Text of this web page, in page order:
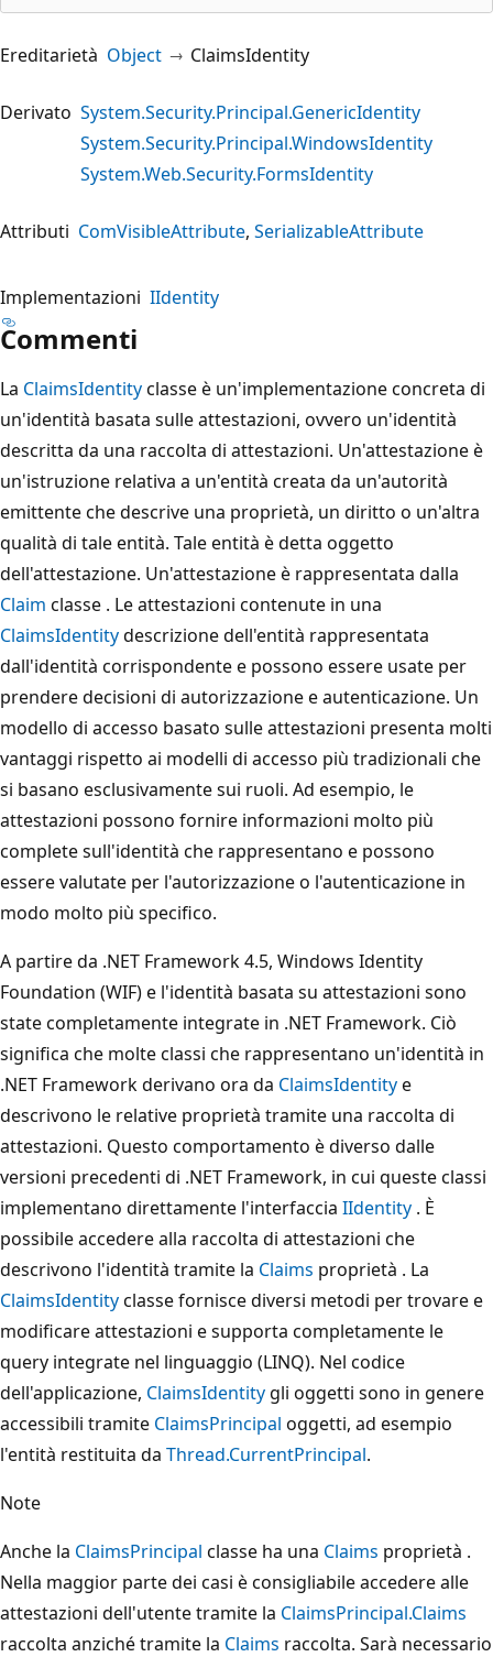
Ereditarietà Object ClaimsIdentity
Derivato System.Security.Principal.GenericIdentity
System.Security.Principal.WindowsIdentity
System.Web.Security.FormsIdentity
Attributi ComVisibleAttribute SerializableAttribute
Implementazioni IIdentity
Commenti
La ClaimsIdentityclasse è un'implementazione concreta di
un'identità basata sulle attestazioni, ovvero un'identità
descritta da una raccolta di attestazioni. Un'attestazione è
un'istruzione relativa a un'entità creata da un'autorità
emittente che descrive una proprietà, un diritto o un'altra
qualità di tale entità. Tale entità è detta oggetto
dell'attestazione. Un'attestazione è rappresentata dalla
Claim classe . Le attestazioni contenute in una
ClaimsIdentitydescrizione dell'entità rappresentata
dall'identità corrispondente e possono essere usate per
prendere decisioni di autorizzazione e autenticazione. Un
modello di accesso basato sulle attestazioni presenta molti
vantaggi rispetto ai modelli di accesso più tradizionali che
si basano esclusivamente sui ruoli. Ad esempio, le
attestazioni possono fornire informazioni molto più
complete sull'identità che rappresentano e possono
essere valutate per l'autorizzazione o l'autenticazione in
modo molto più specifico.
A partire da .NET Framework 4.5, Windows Identity
Foundation (WIF) e l'identità basata su attestazioni sono
state completamente integrate in .NET Framework. Ciò
significa che molte classi che rappresentano un'identità in
.NET Framework derivano ora da ClaimsIdentitye
descrivono le relative proprietà tramite una raccolta di
attestazioni. Questo comportamento è diverso dalle
versioni precedenti di .NET Framework, in cui queste classi
implementano direttamente l'interfaccia IIdentity . È
possibile accedere alla raccolta di attestazioni che
descrivono l'identità tramite la Claims proprietà . La
ClaimsIdentityclasse fornisce diversi metodi per trovare e
modificare attestazioni e supporta completamente le
query integrate nel linguaggio (LINQ). Nel codice
dell'applicazione, ClaimsIdentity gli oggetti sono in genere
accessibili tramite ClaimsPrincipal oggetti, ad esempio
l'entità restituita da Thread.CurrentPrincipal.
Note
Anche la ClaimsPrincipal classe ha una Claims proprietà .
Nella maggior parte dei casi è consigliabile accedere alle
attestazioni dell'utente tramite la ClaimsPrincipal.Claims
raccolta anziché tramite la Claims raccolta. Sarà necessario